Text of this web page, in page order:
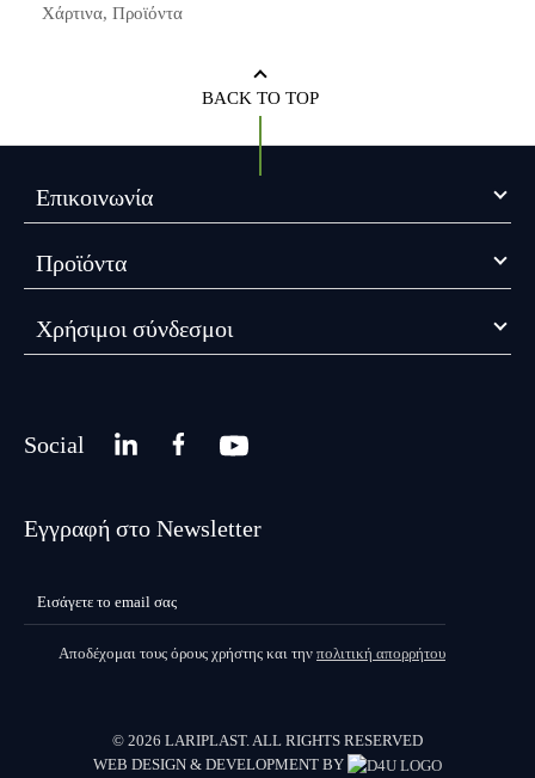
Χάρτινα, Προϊόντα
BACK TO TOP
Επικοινωνία
Προϊόντα
Χρήσιμοι σύνδεσμοι
Social
Εγγραφή στο Newsletter
Αποδέχομαι τους όρους χρήστης και την πολιτική απορρήτου
© 2026 LARIPLAST. ALL RIGHTS RESERVED
WEB DESIGN & DEVELOPMENT BY